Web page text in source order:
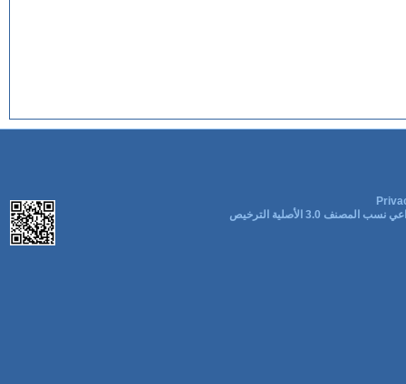
المصنف 3.0 الأصلية الترخيص